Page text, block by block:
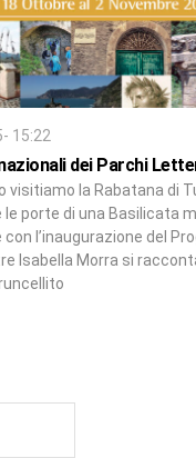
15:22
dei Parchi
visitiamo la Rabatana di
le porte di una Basilicata
l’inaugurazione del
Isabella Morra si